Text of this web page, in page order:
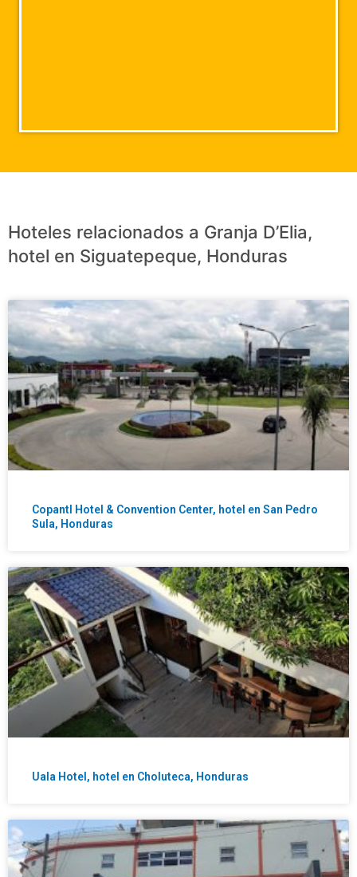
Hoteles relacionados a Granja D’Elia,
hotel en Siguatepeque, Honduras
Copantl Hotel & Convention Center, hotel en San Pedro
Sula, Honduras
Uala Hotel, hotel en Choluteca, Honduras